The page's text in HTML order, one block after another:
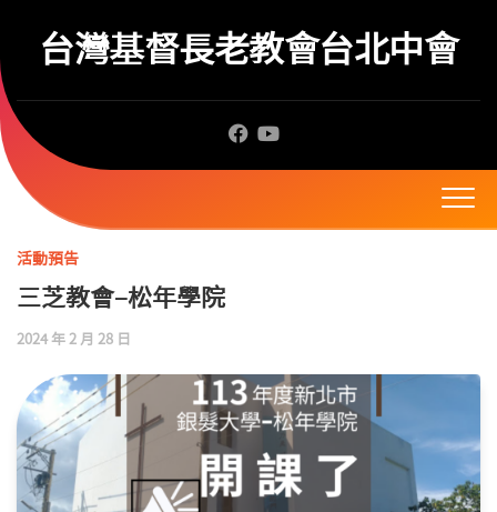
content台灣基督長老教會台北中會
活動預告
三芝教會–松年學院
2024 年 2 月 28 日